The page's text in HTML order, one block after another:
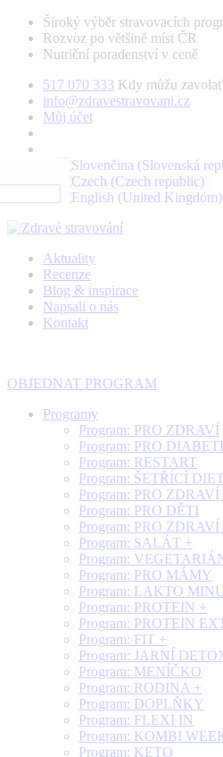
Široký výběr stravovacích
Rozvoz po většině míst ČR
Nutriční poradenství v ceně
517 070 333 Kdy můžu
info@zdravestravovani.cz
Můj účet
Aktuality
Recenze
Blog & inspirace
Napsali o nás
Kontakt
OBJEDNAT PROGRAM
Programy
Program: PRO ZDRAVÍ
Program: PRO
Program: RESTART
Program: ŠETŘÍCÍ
Program: PRO
Program: PRO DĚTI
Program: PRO ZDRAVÍ
Program: SALÁT +
Program:
Program: PRO MÁMY
Program: LAKTO
Program: PROTEIN +
Program: PROTEIN
Program: FIT +
Program: JARNÍ
Program: MENÍČKO
Program: RODINA +
Program: DOPLŇKY
Program: FLEXI IN
Program: KOMBI
Program: KETO